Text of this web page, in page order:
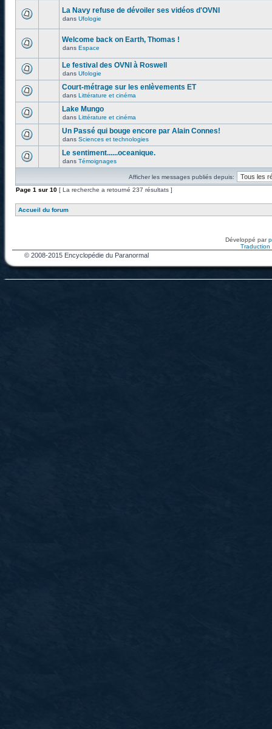
La Navy refuse de dévoiler ses vidéos d'OVNI
dans Ufologie
Welcome back on Earth, Thomas !
dans Espace
Le festival des OVNI à Roswell
dans Ufologie
Court-métrage sur les enlèvements ET
dans Littérature et cinéma
Lake Mungo
dans Littérature et cinéma
Un Passé qui bouge encore par Alain Connes!
dans Sciences et technologies
Le sentiment......oceanique.
dans Témoignages
Afficher les messages publiés depuis:
Page 1 sur 10 [ La recherche a retourné 237 résultats ]
Accueil du forum
Développé par
Traduction
© 2008-2015 Encyclopédie du Paranormal